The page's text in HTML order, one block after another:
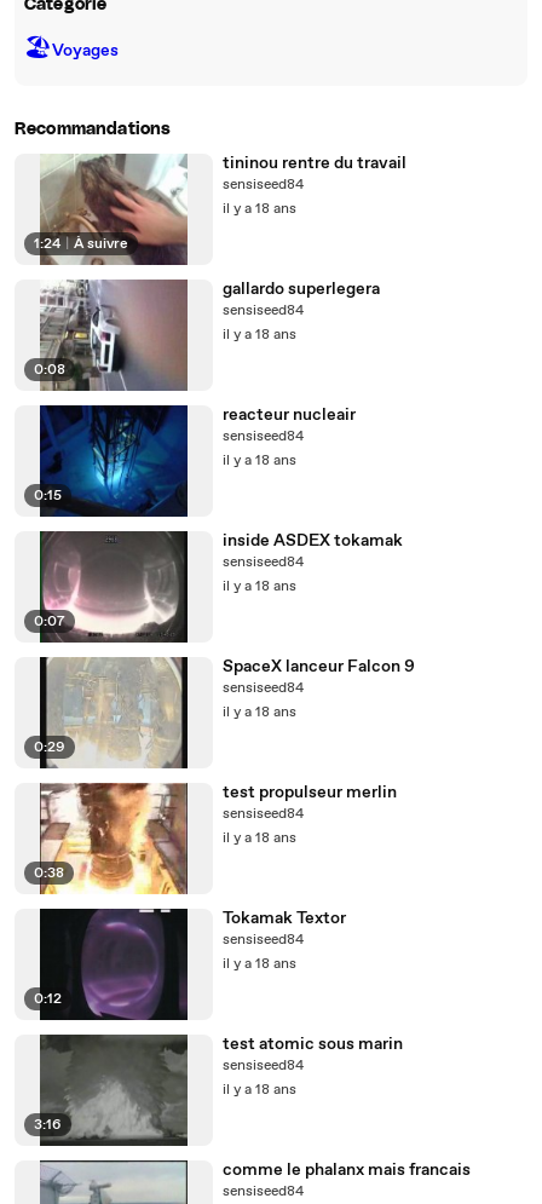
Catégorie
🏖Voyages
Recommandations
1:24 À suivre
tininou rentre du travail
sensiseed84
il y a 18 ans
0:08
gallardo superlegera
sensiseed84
il y a 18 ans
0:15
reacteur nucleair
sensiseed84
il y a 18 ans
0:07
inside ASDEX tokamak
sensiseed84
il y a 18 ans
0:29
SpaceX lanceur Falcon 9
sensiseed84
il y a 18 ans
0:38
test propulseur merlin
sensiseed84
il y a 18 ans
0:12
Tokamak Textor
sensiseed84
il y a 18 ans
3:16
test atomic sous marin
sensiseed84
il y a 18 ans
comme le phalanx mais francais
sensiseed84